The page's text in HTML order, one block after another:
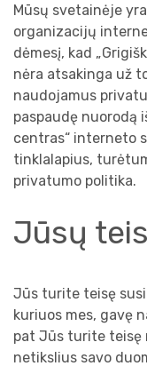
Mūsų svetainėje
organizacijų
dėmesį, kad
nėra atsakinga už
naudojamus
paspaudę nuorodą
centras“ interneto
tinklalapius,
privatumo politika.
Jūsų
Jūs turite teisę
kuriuos mes, gavę
pat Jūs turite teisę
netikslius savo